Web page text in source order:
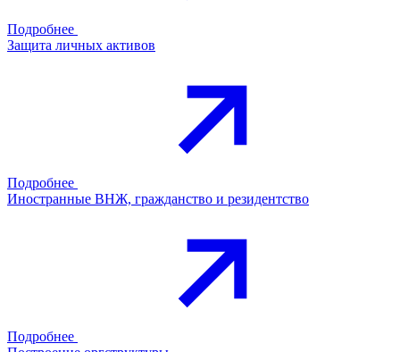
Подробнее
Защита личных активов
Подробнее
Иностранные ВНЖ, гражданство и резидентство
Подробнее